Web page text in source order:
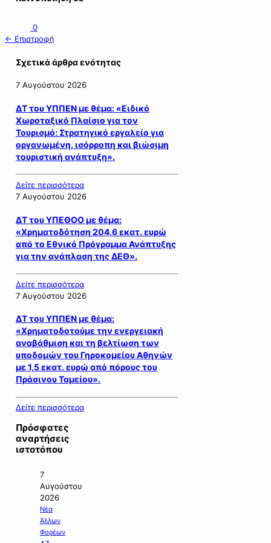
0
← Επιστροφή
Σχετικά άρθρα ενότητας
7 Αυγούστου 2026
ΔΤ του ΥΠΠΕΝ με θέμα: «Ειδικό
Χωροταξικό Πλαίσιο για τον
Τουρισμό: Στρατηγικό εργαλείο για
οργανωμένη, ισόρροπη και βιώσιμη
τουριστική ανάπτυξη».
Δείτε περισσότερα
7 Αυγούστου 2026
ΔΤ του ΥΠΕΘΟΟ με θέμα:
«Χρηματοδότηση 204,6 εκατ. ευρώ
από το Εθνικό Πρόγραμμα Ανάπτυξης
για την ανάπλαση της ΔΕΘ».
Δείτε περισσότερα
7 Αυγούστου 2026
ΔΤ του ΥΠΠΕΝ με θέμα:
«Χρηματοδοτούμε την ενεργειακή
αναβάθμιση και τη βελτίωση των
υποδομών του Γηροκομείου Αθηνών
με 1,5 εκατ. ευρώ από πόρους του
Πράσινου Ταμείου».
Δείτε περισσότερα
Πρόσφατες
αναρτήσεις
ιστοτόπου
7
Αυγούστου
2026
Νέα
Άλλων
Φορέων